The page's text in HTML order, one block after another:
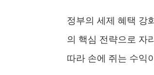
정부의 세제 혜택 강
의 핵심 전략으로 자
따라 손에 쥐는 수익